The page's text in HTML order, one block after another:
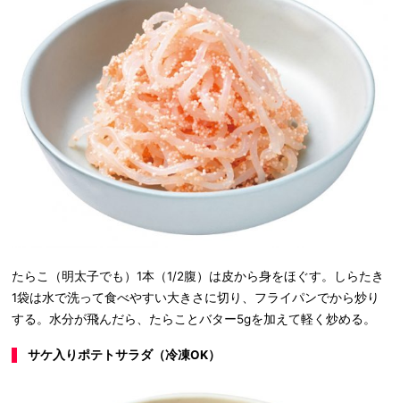
たらこ（明太子でも）1本（1/2腹）は皮から身をほぐす。しらたき
1袋は水で洗って食べやすい大きさに切り、フライパンでから炒り
する。水分が飛んだら、たらことバター5gを加えて軽く炒める。
サケ入りポテトサラダ（冷凍OK）